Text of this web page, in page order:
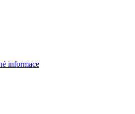
informace